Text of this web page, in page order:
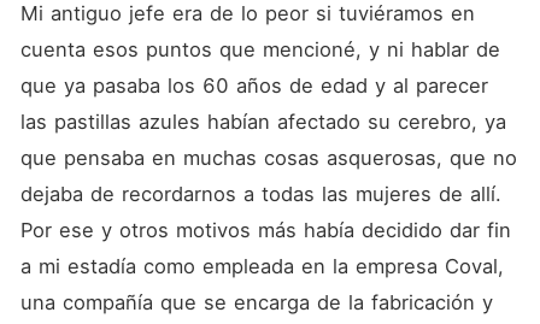
Mi antiguo jefe era de lo peor si tuviéramos en
cuenta esos puntos que mencioné, y ni hablar de
que ya pasaba los 60 años de edad y al parecer
las pastillas azules habían afectado su cerebro, ya
que pensaba en muchas cosas asquerosas, que no
dejaba de recordarnos a todas las mujeres de allí.
Por ese y otros motivos más había decidido dar fin
a mi estadía como empleada en la empresa Coval,
una compañía que se encarga de la fabricación y